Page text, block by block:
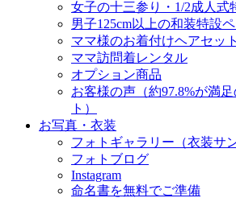
女子の十三参り・1/2成人式
男子125cm以上の和装特設
ママ様のお着付けヘアセット
ママ訪問着レンタル
オプション商品
お客様の声（約97.8%が満
ト）
お写真・衣装
フォトギャラリー（衣装サ
フォトブログ
Instagram
命名書を無料でご準備